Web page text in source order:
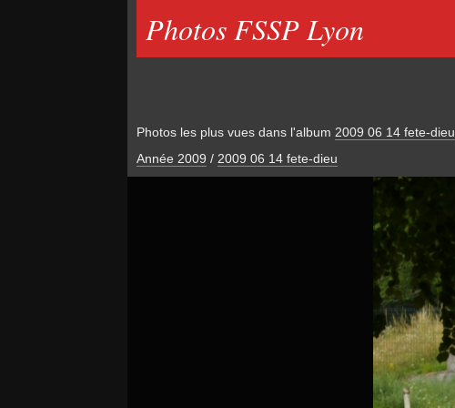
Photos FSSP Lyon
Photos les plus vues dans l'album 2009 06 14 fete-dieu
Année 2009 / 2009 06 14 fete-dieu